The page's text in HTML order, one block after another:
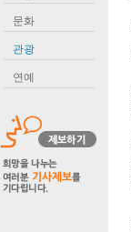
문화
관광
연예